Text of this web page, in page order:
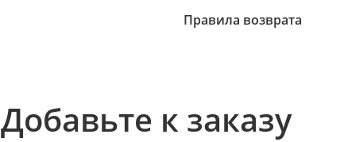
Правила возврата
Добавьте к заказу